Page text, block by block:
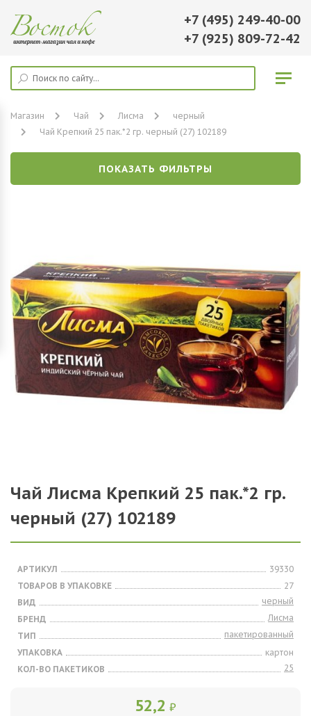
+7 (495) 249-40-00
+7 (925) 809-72-42
Магазин Чай Лисма
черный
Чай Крепкий 25 пак.*2 гр. черный (27) 102189
ПОКАЗАТЬ ФИЛЬТРЫ
Чай Лисма Крепкий 25 пак.*2 гр.
черный (27) 102189
АРТИКУЛ
39330
ТОВАРОВ В УПАКОВКЕ
27
ВИД
черный
БРЕНД
Лисма
ТИП
пакетированный
УПАКОВКА
картон
КОЛ-ВО ПАКЕТИКОВ
25
52,2 ₽